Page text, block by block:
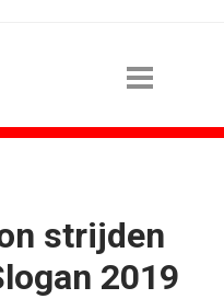
strijden
2019